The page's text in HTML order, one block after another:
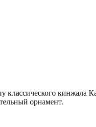
классического кинжала
орнамент.